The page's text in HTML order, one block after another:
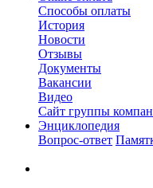
Способы оплаты
История
Новости
Отзывы
Документы
Вакансии
Видео
Сайт группы
Энциклопедия
Вопрос-ответ